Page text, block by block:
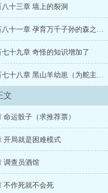
十三章 墙上的裂洞
第一百八十一章 孕育万千子孙的森之黑山羊
十九章 奇怪的知识增加了
第一百七十八章 黑山羊幼崽（为舵主轮回永镇加更）
文
命运骰子（求推荐票）
开局就是困难模式
调查员酒馆
不作死就不会死